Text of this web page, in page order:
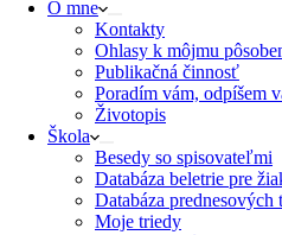
O mne
Kontakty
Ohlasy k môjmu
Publikačná činnosť
Poradím vám, odpíšem
Životopis
Škola
Besedy so spisovateľmi
Databáza beletrie pre
Databáza prednesových
Moje triedy